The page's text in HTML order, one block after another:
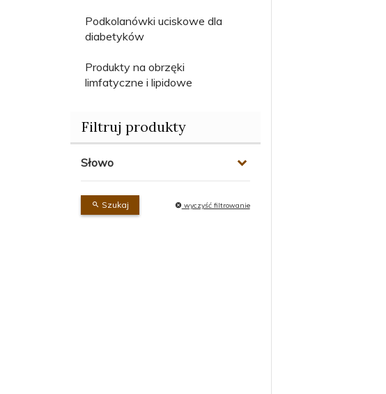
Podkolanówki uciskowe dla
diabetyków
Produkty na obrzęki
limfatyczne i lipidowe
Filtruj produkty
Słowo
Szukaj wyczyść filtrowanie